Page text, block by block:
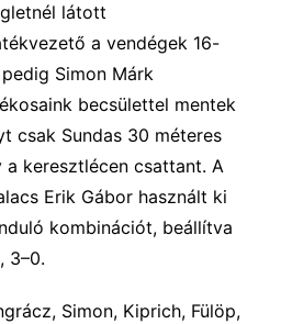
látott
a vendégek 16-
Simon Márk
becsülettel mentek
csak Sundas 30 méteres
a keresztlécen csattant. A
Erik Gábor használt ki
kombinációt, beállítva
3–0.
Simon, Kiprich, Fülöp,